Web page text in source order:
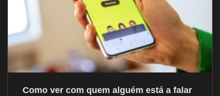
Como ver com quem alguém está a falar